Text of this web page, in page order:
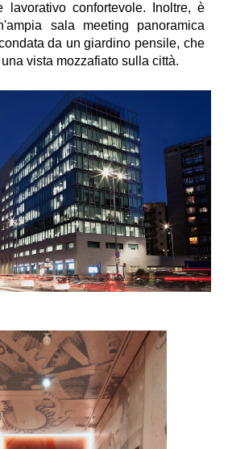
lavorativo confortevole. Inoltre, è
sala meeting panoramica
da un giardino pensile, che
vista mozzafiato sulla città.